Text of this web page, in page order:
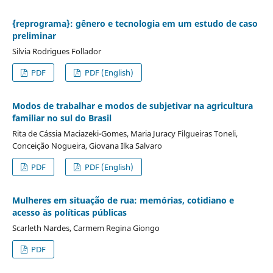
{reprograma}: gênero e tecnologia em um estudo de caso
preliminar
Silvia Rodrigues Follador
PDF
PDF (English)
Modos de trabalhar e modos de subjetivar na agricultura
familiar no sul do Brasil
Rita de Cássia Maciazeki-Gomes, Maria Juracy Filgueiras Toneli,
Conceição Nogueira, Giovana Ilka Salvaro
PDF
PDF (English)
Mulheres em situação de rua: memórias, cotidiano e
acesso às políticas públicas
Scarleth Nardes, Carmem Regina Giongo
PDF